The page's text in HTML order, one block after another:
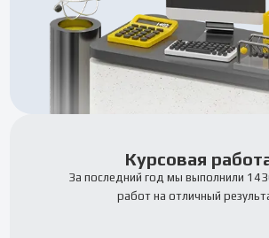
Курсовая
За последний год мы выполнили
работ на отличный